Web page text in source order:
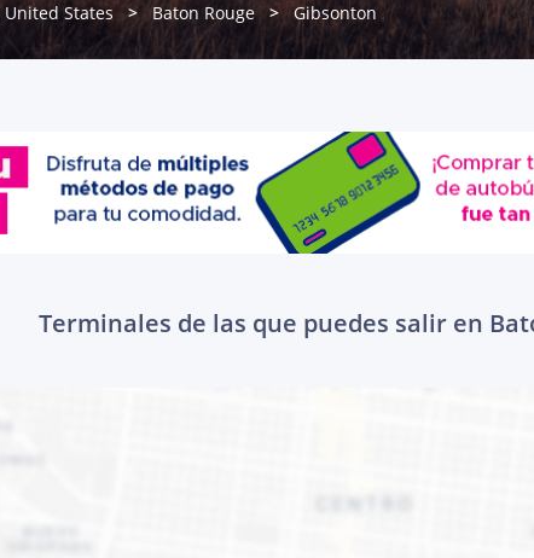
States Baton Rouge Gibsonton
Terminales de las que puedes salir en